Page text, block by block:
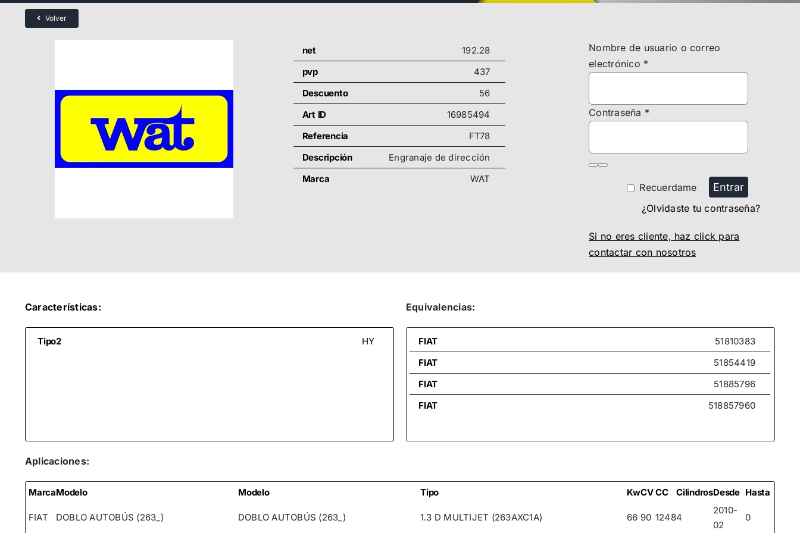
Volver
net
192.28
pvp
437
Descuento
56
Art ID
16985494
Referencia
FT78
Descripción
Engranaje de dirección
Marca
WAT
Nombre de usuario o correo
electrónico *
Contraseña *
Recuerdame Entrar
¿Olvidaste tu contraseña?
Si no eres cliente, haz click para
contactar con nosotros
Características:
Tipo2 HY
Equivalencias:
FIAT
51810383
FIAT
51854419
FIAT
51885796
FIAT
518857960
Aplicaciones:
MarcaModelo Modelo Tipo KwCVCC CilindrosDesde Hasta
FIAT DOBLO AUTOBÚS (263_) DOBLO AUTOBÚS (263_) 1.3 D MULTIJET (263AXC1A) 66 90 12484
2010-
02
0